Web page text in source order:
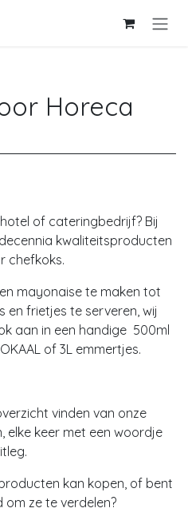
Horeca
of cateringbedrijf? Bij
kwaliteitsproducten
chefkoks.
mayonaise te maken tot
en frietjes te serveren, wij
aan in een handige 500ml
of 3L emmertjes.
vinden van onze
keer met een woordje
kan kopen, of bent
om ze te verdelen?